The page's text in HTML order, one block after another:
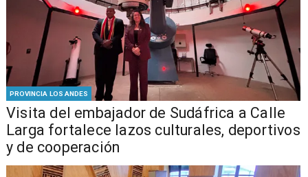
PROVINCIA LOS ANDES
​Visita del embajador de Sudáfrica a Calle
Larga fortalece lazos culturales, deportivos
y de cooperación